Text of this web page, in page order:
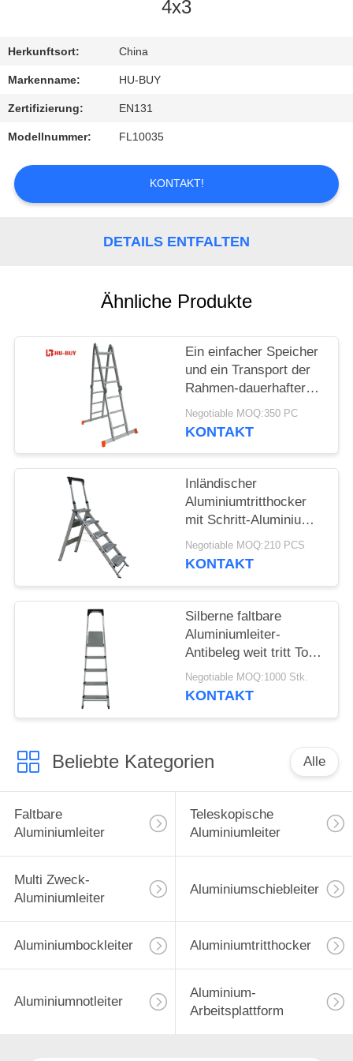
SIE
MIT
UNS
IN
VERBINDUNG
FORDERN
4x3
Herkunftsort: China
Markenname: HU-BUY
Zertifizierung: EN131
Modellnummer: FL10035
KONTAKT!
DETAILS ENTFALTEN
Ähnliche Produkte
Ein einfacher Speicher
und ein Transport der
Rahmen-dauerhafter
faltbarer
Aluminiumleiter-4x3
Negotiable MOQ:350 PC
KONTAKT
Inländischer
Aluminiumtritthocker
mit Schritt-Aluminium-
Leiter des Griff-5
Negotiable MOQ:210 PCS
KONTAKT
Silberne faltbare
Aluminiumleiter-
Antibeleg weit tritt Top
5 bescheinigtes EN131
GS
Negotiable MOQ:1000 Stk.
KONTAKT
Beliebte Kategorien Alle
Faltbare
Aluminiumleiter
Teleskopische
Aluminiumleiter
Multi Zweck-
Aluminiumleiter
Aluminiumschiebleiter
Aluminiumbockleiter Aluminiumtritthocker
Aluminiumnotleiter
Aluminium-
Arbeitsplattform